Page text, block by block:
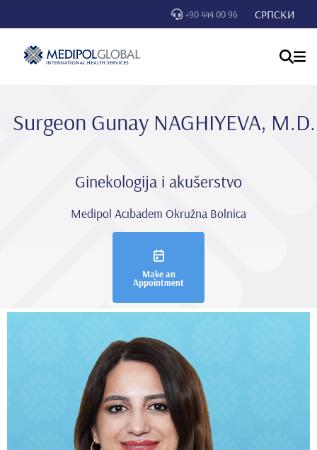
+90 444 00 96 СРПСКИ
Surgeon Gunay NAGHIYEVA, M.D.
Ginekologija i akušerstvo
Medipol Acıbadem Okružna Bolnica
Make an
Appointment